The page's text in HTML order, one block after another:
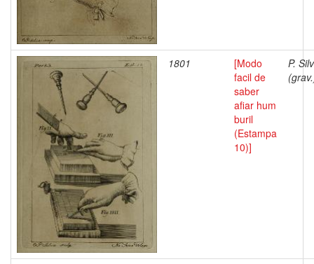
1801
[Modo
facil de
saber
afiar hum
buril
(Estampa
10)]
P.